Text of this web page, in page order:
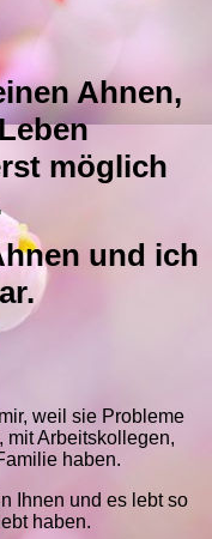
Ahnen,
möglich
und ich
weil sie Probleme
mit Arbeitskollegen,
haben.
Ihnen und es lebt so
haben.